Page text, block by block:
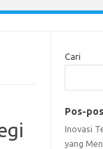
Cari
Pos-
Inovasi
yang